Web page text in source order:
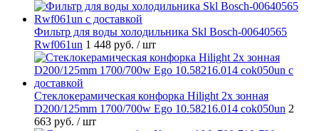
Фильтр для воды холодильника Skl Bosch-00640565
Rwf061un 1 448 руб. / шт
Стеклокерамическая конфорка Hilight 2х зонная
D200/125mm 1700/700w Ego 10.58216.014 cok050un 2
663 руб. / шт